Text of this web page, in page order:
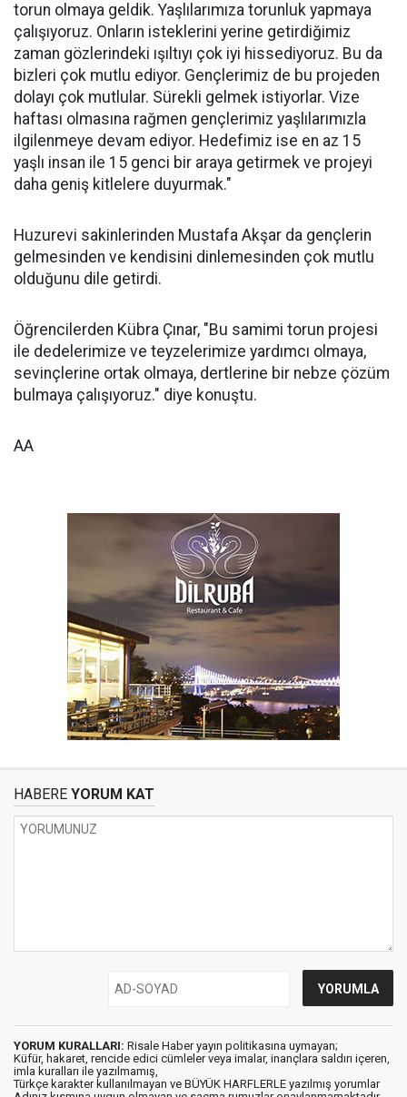
torun olmaya geldik. Yaşlılarımıza torunluk yapmaya
çalışıyoruz. Onların isteklerini yerine getirdiğimiz
zaman gözlerindeki ışıltıyı çok iyi hissediyoruz. Bu da
bizleri çok mutlu ediyor. Gençlerimiz de bu projeden
dolayı çok mutlular. Sürekli gelmek istiyorlar. Vize
haftası olmasına rağmen gençlerimiz yaşlılarımızla
ilgilenmeye devam ediyor. Hedefimiz ise en az 15
yaşlı insan ile 15 genci bir araya getirmek ve projeyi
daha geniş kitlelere duyurmak."
Huzurevi sakinlerinden Mustafa Akşar da gençlerin
gelmesinden ve kendisini dinlemesinden çok mutlu
olduğunu dile getirdi.
Öğrencilerden Kübra Çınar, "Bu samimi torun projesi
ile dedelerimize ve teyzelerimize yardımcı olmaya,
sevinçlerine ortak olmaya, dertlerine bir nebze çözüm
bulmaya çalışıyoruz." diye konuştu.
AA
HABERE YORUM KAT
YORUM KURALLARI: Risale Haber yayın politikasına uymayan;
Küfür, hakaret, rencide edici cümleler veya imalar, inançlara saldırı içeren,
imla kuralları ile yazılmamış,
Türkçe karakter kullanılmayan ve BÜYÜK HARFLERLE yazılmış yorumlar